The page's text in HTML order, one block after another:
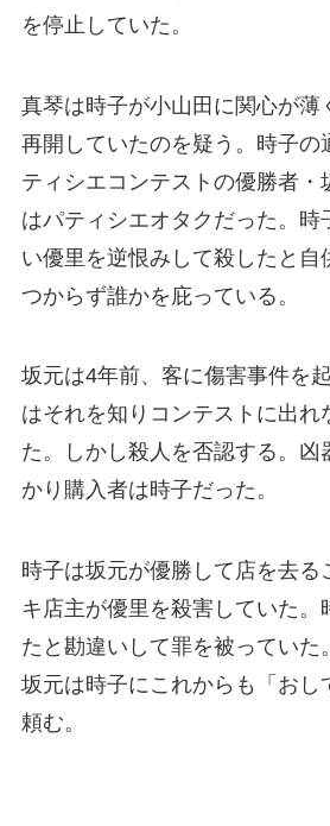
を停止していた。
真琴は時子が小山田に関心が薄
再開していたのを疑う。時子の
ティシエコンテストの優勝者・
はパティシエオタクだった。時
い優里を逆恨みして殺したと自
つからず誰かを庇っている。
坂元は4年前、客に傷害事件を
はそれを知りコンテストに出れ
た。しかし殺人を否認する。凶
かり購入者は時子だった。
時子は坂元が優勝して店を去る
キ店主が優里を殺害していた。
たと勘違いして罪を被っていた。
坂元は時子にこれからも「おし
頼む。